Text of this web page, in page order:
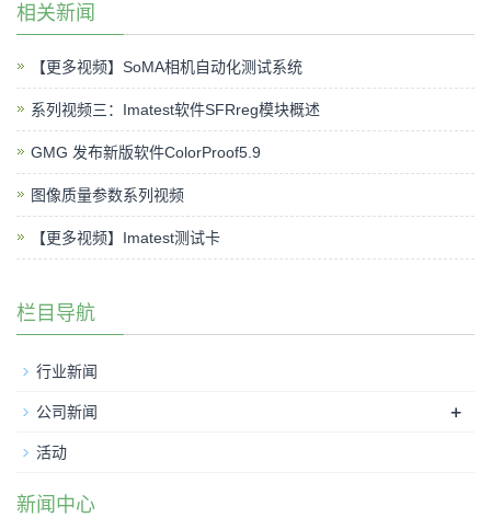
相关新闻
【更多视频】SoMA相机自动化测试系统
系列视频三：Imatest软件SFRreg模块概述
GMG 发布新版软件ColorProof5.9
图像质量参数系列视频
【更多视频】Imatest测试卡
栏目导航
行业新闻
公司新闻 +
活动
新闻中心